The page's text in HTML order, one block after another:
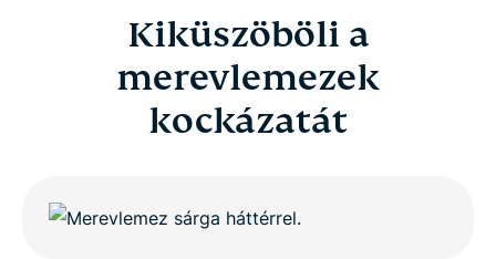
Kiküszöböli a
merevlemezek
kockázatát